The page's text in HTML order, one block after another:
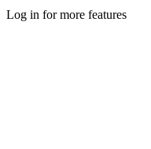
Log in for more features